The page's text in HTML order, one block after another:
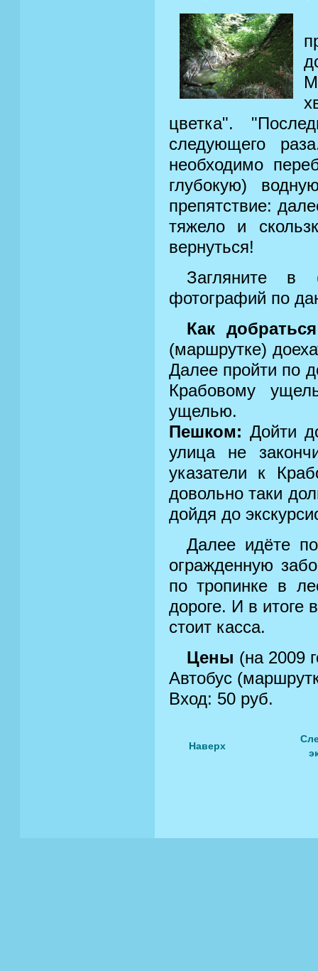
цветка".
следующего
необходимо
глубокую)
препятствие:
тяжело и
вернуться!
Загляните в
фотографий по
Как
(маршрутке)
Далее пройти по
Крабовому
ущелью.
Пешком: Дойти
улица не
указатели к
довольно таки
дойдя до
Далее идёте
огражденную
по тропинке в
дороге. И в итоге
стоит касса.
Цены (на 2009
Автобус
Вход: 50 руб.
Наверх